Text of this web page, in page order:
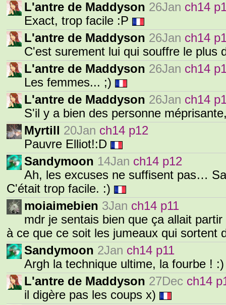
L'antre de Maddyson 26Jan ch14
Exact, trop facile :P
L'antre de Maddyson 26Jan ch14
C'est surement lui qui souffre le plus
L'antre de Maddyson 26Jan ch14
Les femmes... ;)
L'antre de Maddyson 26Jan ch14
S'il y a bien des personne
Myrtill 20Jan ch14 p12
Pauvre Elliot!:D
Sandymoon 14Jan ch14 p12
Ah, les excuses ne suffisent pas…
C'était trop facile. :)
moiaimebien 3Jan ch14 p11
mdr je sentais bien que ça allait
à ce que ce soit les jumeaux qui sortent
Sandymoon 2Jan ch14 p11
Argh la technique ultime, la fourbe !
L'antre de Maddyson 27Dec ch14
il digère pas les coups x)